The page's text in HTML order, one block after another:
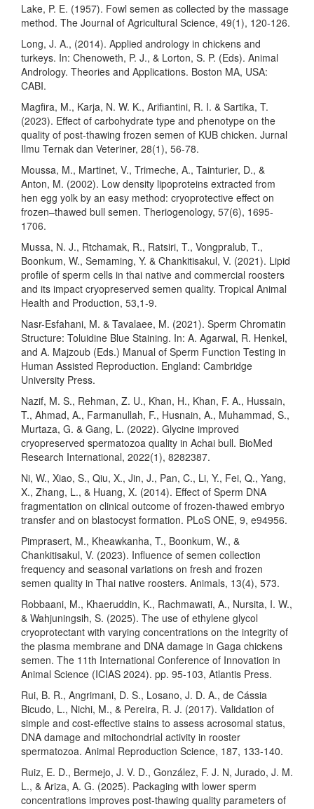
Lake, P. E. (1957). Fowl semen as collected by the massage
method. The Journal of Agricultural Science, 49(1), 120-126.
Long, J. A., (2014). Applied andrology in chickens and
turkeys. In: Chenoweth, P. J., & Lorton, S. P. (Eds). Animal
Andrology. Theories and Applications. Boston MA, USA:
CABI.
Magfira, M., Karja, N. W. K., Arifiantini, R. I. & Sartika, T.
(2023). Effect of carbohydrate type and phenotype on the
quality of post-thawing frozen semen of KUB chicken. Jurnal
Ilmu Ternak dan Veteriner, 28(1), 56-78.
Moussa, M., Martinet, V., Trimeche, A., Tainturier, D., &
Anton, M. (2002). Low density lipoproteins extracted from
hen egg yolk by an easy method: cryoprotective effect on
frozen–thawed bull semen. Theriogenology, 57(6), 1695-
1706.
Mussa, N. J., Rtchamak, R., Ratsiri, T., Vongpralub, T.,
Boonkum, W., Semaming, Y. & Chankitisakul, V. (2021). Lipid
profile of sperm cells in thai native and commercial roosters
and its impact cryopreserved semen quality. Tropical Animal
Health and Production, 53,1-9.
Nasr-Esfahani, M. & Tavalaee, M. (2021). Sperm Chromatin
Structure: Toluidine Blue Staining. In: A. Agarwal, R. Henkel,
and A. Majzoub (Eds.) Manual of Sperm Function Testing in
Human Assisted Reproduction. England: Cambridge
University Press.
Nazif, M. S., Rehman, Z. U., Khan, H., Khan, F. A., Hussain,
T., Ahmad, A., Farmanullah, F., Husnain, A., Muhammad, S.,
Murtaza, G. & Gang, L. (2022). Glycine improved
cryopreserved spermatozoa quality in Achai bull. BioMed
Research International, 2022(1), 8282387.
Ni, W., Xiao, S., Qiu, X., Jin, J., Pan, C., Li, Y., Fei, Q., Yang,
X., Zhang, L., & Huang, X. (2014). Effect of Sperm DNA
fragmentation on clinical outcome of frozen-thawed embryo
transfer and on blastocyst formation. PLoS ONE, 9, e94956.
Pimprasert, M., Kheawkanha, T., Boonkum, W., &
Chankitisakul, V. (2023). Influence of semen collection
frequency and seasonal variations on fresh and frozen
semen quality in Thai native roosters. Animals, 13(4), 573.
Robbaani, M., Khaeruddin, K., Rachmawati, A., Nursita, I. W.,
& Wahjuningsih, S. (2025). The use of ethylene glycol
cryoprotectant with varying concentrations on the integrity of
the plasma membrane and DNA damage in Gaga chickens
semen. The 11th International Conference of Innovation in
Animal Science (ICIAS 2024). pp. 95-103, Atlantis Press.
Rui, B. R., Angrimani, D. S., Losano, J. D. A., de Cássia
Bicudo, L., Nichi, M., & Pereira, R. J. (2017). Validation of
simple and cost-effective stains to assess acrosomal status,
DNA damage and mitochondrial activity in rooster
spermatozoa. Animal Reproduction Science, 187, 133-140.
Ruiz, E. D., Bermejo, J. V. D., González, F. J. N, Jurado, J. M.
L., & Ariza, A. G. (2025). Packaging with lower sperm
concentrations improves post-thawing quality parameters of